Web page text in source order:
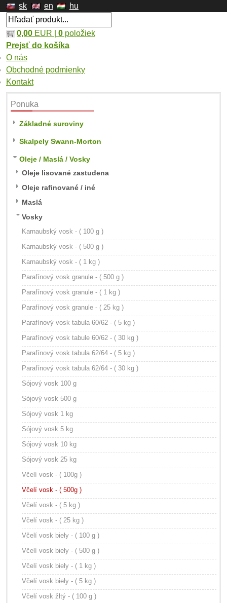
sk en hu
0,00 EUR | 0 položiek
Prejsť do košíka
O nás
Obchodné podmienky
Kontakt
Ponuka
Základné suroviny
Skalpely Swann-Morton
Oleje / Maslá / Vosky
Oleje lisované zastudena
Oleje rafinované / iné
Maslá
Vosky
Karnaubský vosk - ( 100 g )
Karnaubský vosk - ( 500 g )
Karnaubský vosk - ( 1 kg )
Parafínový vosk granule - ( 500 g )
Parafínový vosk granule - ( 1 kg )
Parafínový vosk granule - ( 25 kg )
Parafínový vosk tabula 60/62 - ( 5 kg )
Parafínový vosk tabule 60/62 - ( 30 kg )
Parafínový vosk tabula 62/64 - ( 5 kg )
Parafínový vosk tabula 62/64 - ( 30 kg )
Sójový vosk 100 g
Sójový vosk 500 g
Sójový vosk 1 kg
Sójový vosk 5 kg
Sójový vosk 10 kg
Sójový vosk 25 kg
Včelí vosk - ( 100g )
Včelí vosk - ( 500g )
Včelí vosk - ( 5 kg )
Včelí vosk - ( 25 kg )
Včelí vosk biely - ( 100 g )
Včelí vosk biely - ( 500 g )
Včelí vosk biely - ( 1 kg )
Včelí vosk biely - ( 5 kg )
Včelí vosk žltý - ( 100 g )